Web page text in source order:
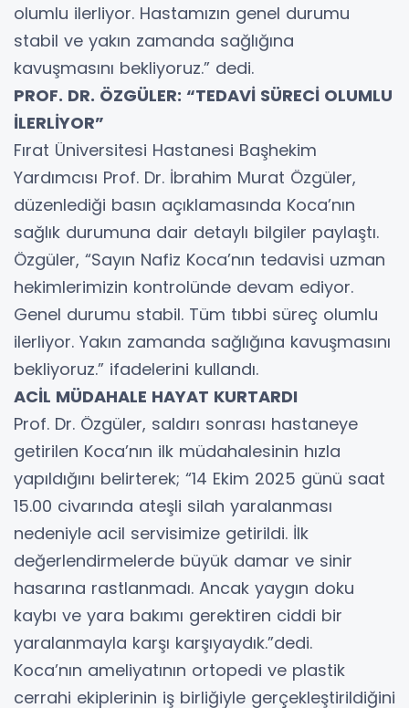
olumlu ilerliyor. Hastamızın genel durumu
stabil ve yakın zamanda sağlığına
kavuşmasını bekliyoruz.” dedi.
PROF. DR. ÖZGÜLER: “TEDAVİ SÜRECİ OLUMLU
İLERLİYOR”
Fırat Üniversitesi Hastanesi Başhekim
Yardımcısı Prof. Dr. İbrahim Murat Özgüler,
düzenlediği basın açıklamasında Koca’nın
sağlık durumuna dair detaylı bilgiler paylaştı.
Özgüler, “Sayın Nafiz Koca’nın tedavisi uzman
hekimlerimizin kontrolünde devam ediyor.
Genel durumu stabil. Tüm tıbbi süreç olumlu
ilerliyor. Yakın zamanda sağlığına kavuşmasını
bekliyoruz.” ifadelerini kullandı.
ACİL MÜDAHALE HAYAT KURTARDI
Prof. Dr. Özgüler, saldırı sonrası hastaneye
getirilen Koca’nın ilk müdahalesinin hızla
yapıldığını belirterek; “14 Ekim 2025 günü saat
15.00 civarında ateşli silah yaralanması
nedeniyle acil servisimize getirildi. İlk
değerlendirmelerde büyük damar ve sinir
hasarına rastlanmadı. Ancak yaygın doku
kaybı ve yara bakımı gerektiren ciddi bir
yaralanmayla karşı karşıyaydık.”dedi.
Koca’nın ameliyatının ortopedi ve plastik
cerrahi ekiplerinin iş birliğiyle gerçekleştirildiğini